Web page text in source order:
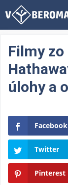
Preskočiť
Filmy
úlohy a
Facebook
Twitter
Pinterest